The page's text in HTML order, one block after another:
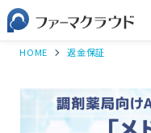
HOME 返金保証